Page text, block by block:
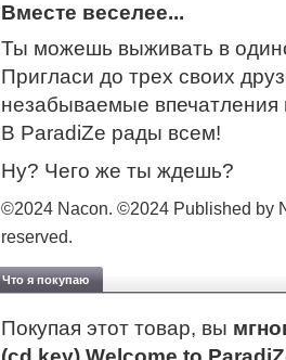
Вместе веселее...
Ты можешь выживать в
Пригласи до трех своих
незабываемые впечатления
В ParadiZe рады всем!
Ну? Чего же ты ждешь?
©2024 Nacon. ©2024 Published by
reserved.
Что я покупаю
Покупая этот товар, вы